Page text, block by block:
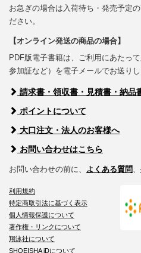
お急ぎの場合は入荷待ち・発売予定
ださい。
【オンライン発送の商品の場合】
PDF版電子書籍は、ご利用にあたっ
参加証など）を電子メールでお送りし
請求書・領収書・見積書・納品
ポイントについて
大口注文・法人のお客様へ
お問い合わせはこちら
お問い合わせの前に、 よくある質問
利用規約
特定商取引法に基づく表示
個人情報保護について
著作権・リンクについて
翔泳社について
SHOEISHA iDについて